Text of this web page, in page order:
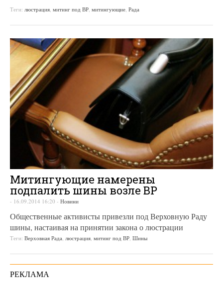
Теги: люстрация, митинг под ВР, митингующие, Рада
Митингующие намерены
подпалить шины возле ВР
- 16.09.2014 16:20 - Новини
Общественные активисты привезли под Верховную Раду
шины, настаивая на принятии закона о люстрации
Теги: Верховная Рада люстрация митинг под ВР Шины
РЕКЛАМА